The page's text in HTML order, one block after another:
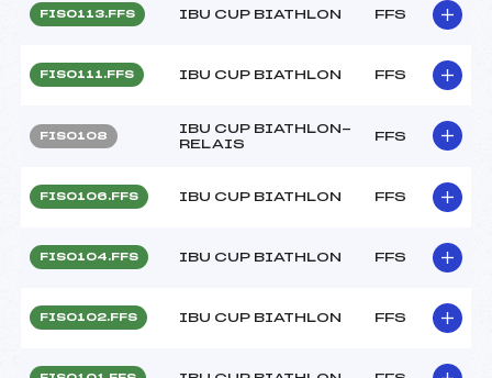
FIS0113.FFS IBU CUP BIATHLON FFS
FIS0111.FFS IBU CUP BIATHLON FFS
FIS0108
IBU CUP BIATHLON-
RELAIS
FFS
FIS0106.FFS IBU CUP BIATHLON FFS
FIS0104.FFS IBU CUP BIATHLON FFS
FIS0102.FFS IBU CUP BIATHLON FFS